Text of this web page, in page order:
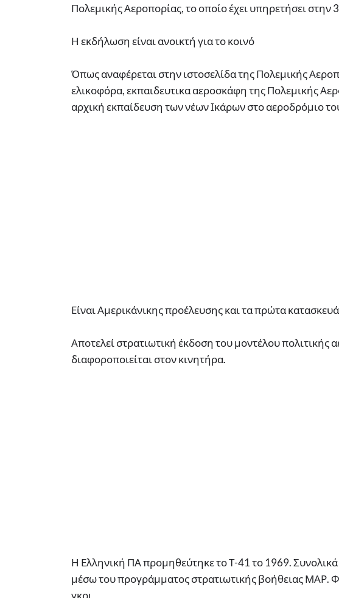
Πολεμικής Αεροπορίας, το οποίο έχει υπηρετήσει στην
Η εκδήλωση είναι ανοικτή για το κοινό
Όπως αναφέρεται στην ιστοσελίδα της Πολεμικής
ελικοφόρα, εκπαιδευτικα αεροσκάφη της Πολεμικής
αρχική εκπαίδευση των νέων Ικάρων στο αεροδρόμιο
Είναι Αμερικάνικης προέλευσης και τα πρώτα
Αποτελεί στρατιωτική έκδοση του μοντέλου πολιτικής
διαφοροποιείται στον κινητήρα.
Η Ελληνική ΠΑ προμηθεύτηκε το Τ-41 το 1969.
μέσω του προγράμματος στρατιωτικής βοήθειας ΜΑΡ.
γκρι.